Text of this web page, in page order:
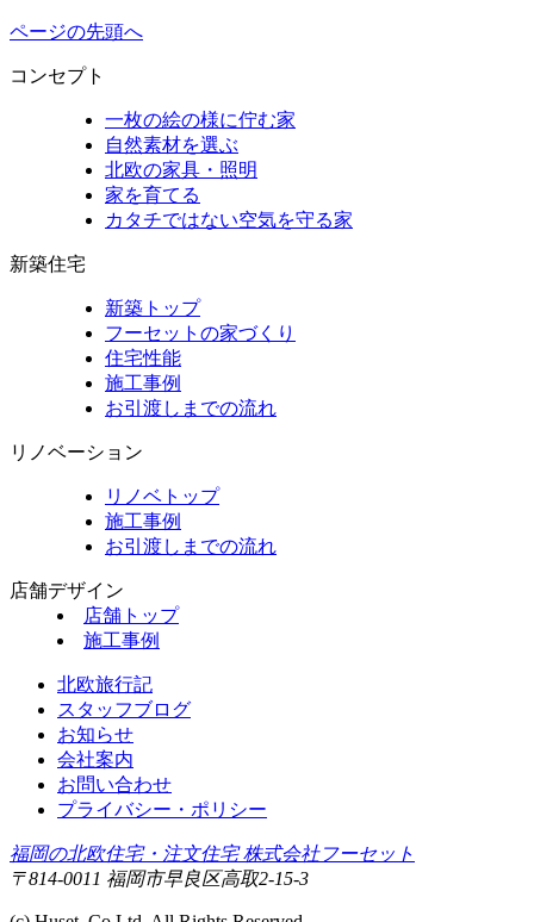
ページの先頭へ
コンセプト
一枚の絵の様に佇む家
自然素材を選ぶ
北欧の家具・照明
家を育てる
カタチではない空気を守る家
新築住宅
新築トップ
フーセットの家づくり
住宅性能
施工事例
お引渡しまでの流れ
リノベーション
リノベトップ
施工事例
お引渡しまでの流れ
店舗デザイン
店舗トップ
施工事例
北欧旅行記
スタッフブログ
お知らせ
会社案内
お問い合わせ
プライバシー・ポリシー
福岡の北欧住宅・注文住宅 株式会社フーセット
〒814-0011 福岡市早良区高取2-15-3